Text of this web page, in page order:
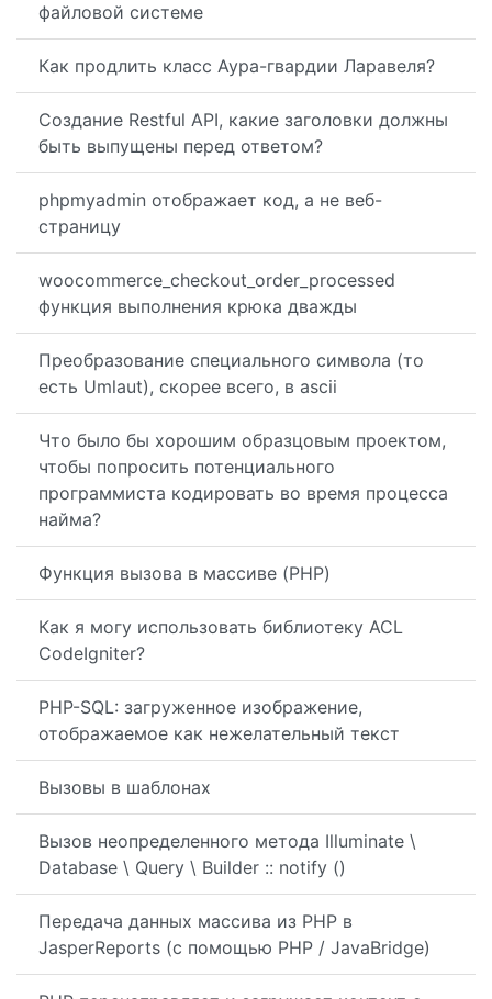
файловой системе
Как продлить класс Аура-гвардии Ларавеля?
Создание Restful API, какие заголовки должны
быть выпущены перед ответом?
phpmyadmin отображает код, а не веб-
страницу
woocommerce_checkout_order_processed
функция выполнения крюка дважды
Преобразование специального символа (то
есть Umlaut), скорее всего, в ascii
Что было бы хорошим образцовым проектом,
чтобы попросить потенциального
программиста кодировать во время процесса
найма?
Функция вызова в массиве (PHP)
Как я могу использовать библиотеку ACL
CodeIgniter?
PHP-SQL: загруженное изображение,
отображаемое как нежелательный текст
Вызовы в шаблонах
Вызов неопределенного метода Illuminate \
Database \ Query \ Builder :: notify ()
Передача данных массива из PHP в
JasperReports (с помощью PHP / JavaBridge)